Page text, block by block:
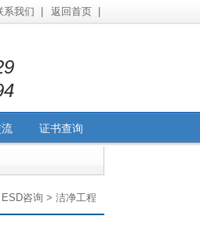
系我们 | 返回首页 |
证书查询
ESD咨询 > 洁净工程